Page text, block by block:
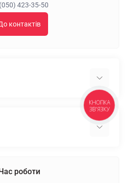
(050) 423-35-50
контактів
роботи
КНОПКА
ЗВ'ЯЗКУ